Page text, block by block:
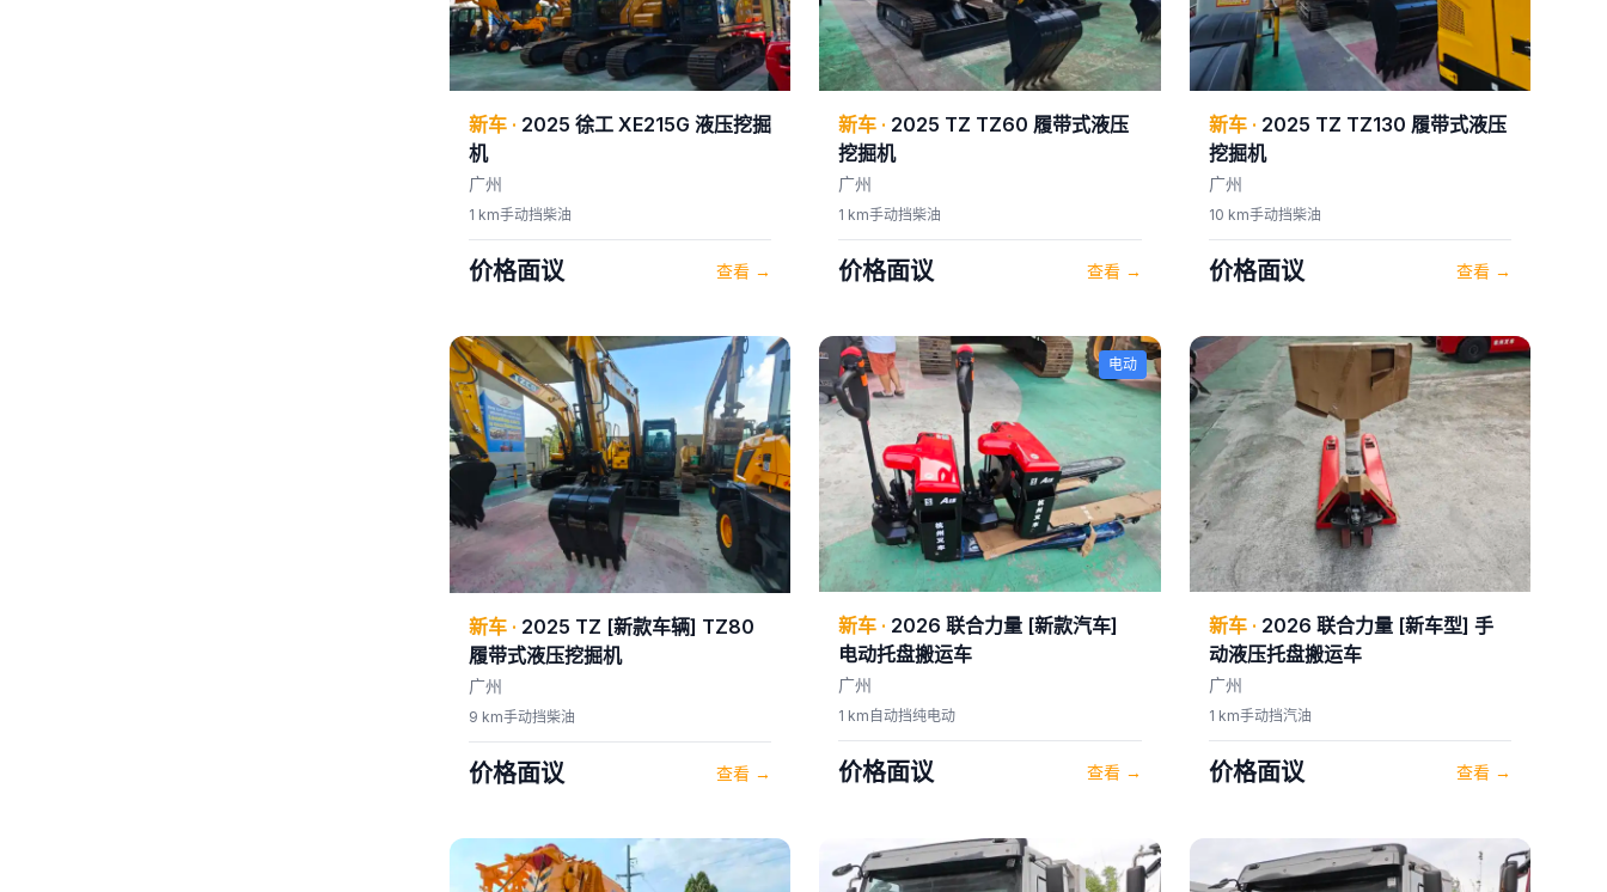
新车 · 2025 徐工 XE215G 液压挖掘
机
广州
1 km手动挡柴油
价格面议 查看 →
新车 · 2025 TZ TZ60 履带式液压
挖掘机
广州
1 km手动挡柴油
价格面议 查看→
新车· 2025 TZ TZ130 履带式液压
挖掘机
广州
10 km手动挡柴油
价格面议 查看→
新车 · 2025 TZ [新款车辆] TZ80
履带式液压挖掘机
广州
9 km手动挡柴油
价格面议 查看 →
电动
新车 · 2026 联合力量 [新款汽车]
电动托盘搬运车
广州
1 km 自动挡纯电动
价格面议 查看→
新车· 2026 联合力量 [新车型] 手
动液压托盘搬运车
广州
1 km手动挡汽油
价格面议 查看→